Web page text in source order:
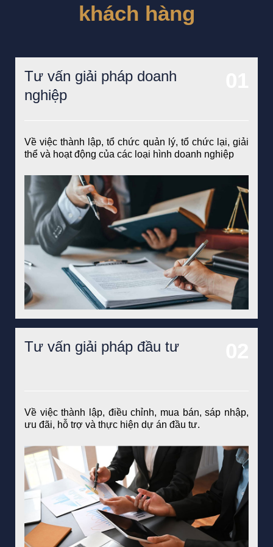
khách hàng
Tư vấn giải pháp doanh
nghiệp
Về việc thành lập, tổ chức quản lý, tổ chức lại, giải
thể và hoạt động của các loại hình doanh nghiệp
Tư vấn giải pháp đầu tư
Về việc thành lập, điều chỉnh, mua bán, sáp nhập,
ưu đãi, hỗ trợ và thực hiện dự án đầu tư.